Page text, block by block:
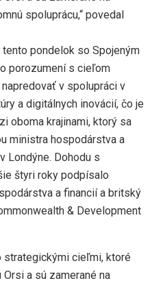
spoluprácu,“ povedal
pondelok so Spojeným
porozumení s cieľom
v spolupráci v
a digitálnych inovácií, čo je
oboma krajinami, ktorý sa
ministra hospodárstva a
Londýne. Dohodu s
štyri roky podpísalo
a financií a britský
& Development
strategickými cieľmi, ktoré
a sú zamerané na